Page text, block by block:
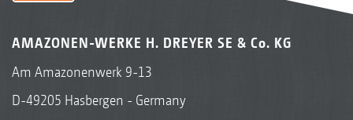
AMAZONEN-WERKE H. DREYER SE & Co. KG
Am Amazonenwerk 9-13
D-49205 Hasbergen - Germany